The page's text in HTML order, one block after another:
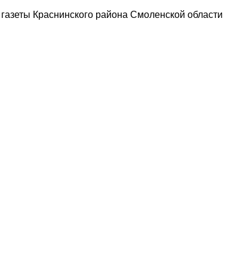
Краснинского района Смоленской области